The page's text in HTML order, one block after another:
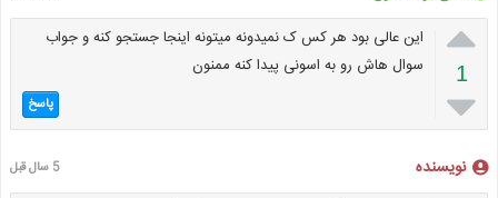

1

این عالی بود هر کس ک نمیدونه میتونه اینجا جستجو کنه و جواب
سوال هاش رو به اسونی پیدا کنه ممنون
پاسخ
نویسنده 5 سال قبل